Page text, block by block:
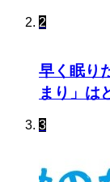
2
早く眠り
まり」は
3